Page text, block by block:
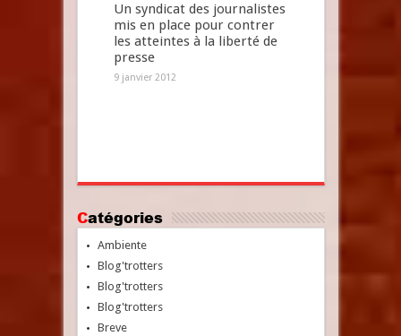
Un syndicat des journalistes
mis en place pour contrer
les atteintes à la liberté de
presse
9 janvier 2012
Catégories
Ambiente
Blog'trotters
Blog'trotters
Blog'trotters
Breve